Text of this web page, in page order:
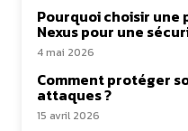
Pourquoi choisir
Nexus pour une
4 mai 2026
Comment protéger
attaques ?
15 avril 2026